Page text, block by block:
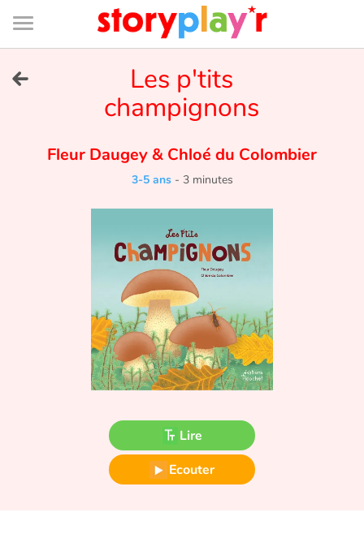
Connexion
Bibliothèque
de
page
Tester gratuitement
Bibliothèque
Contes d'ici et d'ailleurs
Fable, mythe, littérature et poésie
Ogres, monstres et sorcières
Les p'tits
champignons
Fleur Daugey& Chloé du Colombier
3-5 ans- 3 minutes
Lire
Ecouter